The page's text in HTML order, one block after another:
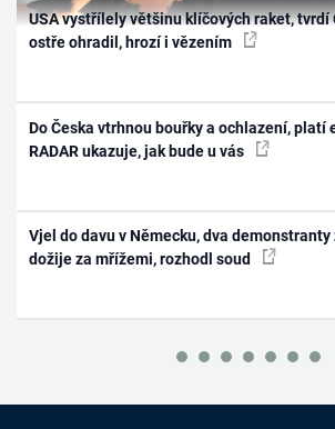
USA vystřílely většinu klíčových raket, tvrdí
ostře ohradil, hrozí i vězením
Do Česka vtrhnou bouřky a ochlazení, platí
RADAR ukazuje, jak bude u vás
Vjel do davu v Německu, dva
dožije za mřížemi, rozhodl soud